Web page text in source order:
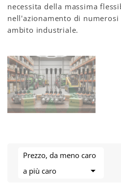
necessita della massima
nell'azionamento di
ambito industriale.
Prezzo, da meno caro
a più caro
